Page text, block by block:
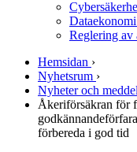
Reglering
Hemsidan ›
Nyhetsrum ›
Nyheter och
Åkeriförsäkran för
förbereda i god tid